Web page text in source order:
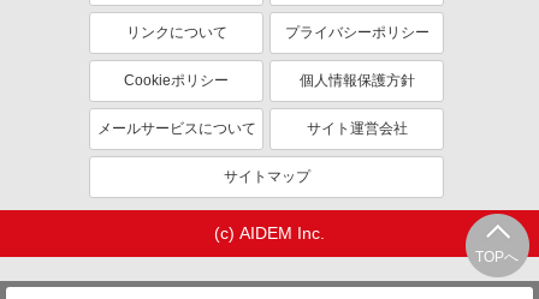
TOPへ
リンクについて プライバシーポリシー
Cookieポリシー 個人情報保護方針
メールサービスについて サイト運営会社
サイトマップ
(c) AIDEM Inc.